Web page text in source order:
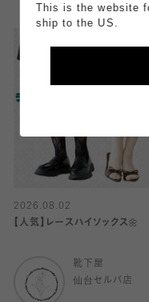
2026.08.02
【人気】レースハイソックス🌼
靴下屋
仙台セルバ店
This is the website
ship to the US.